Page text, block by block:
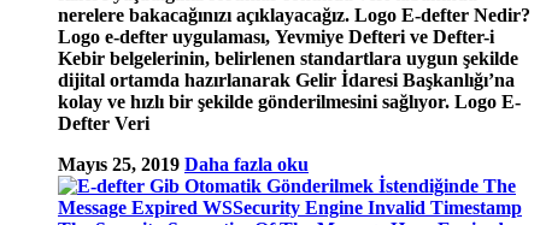
nerelere bakacağınızı açıklayacağız. Logo E-defter Nedir?
Logo e-defter uygulaması, Yevmiye Defteri ve Defter-i
Kebir belgelerinin, belirlenen standartlara uygun şekilde
dijital ortamda hazırlanarak Gelir İdaresi Başkanlığı’na
kolay ve hızlı bir şekilde gönderilmesini sağlıyor. Logo E-
Defter Veri
Mayıs 25, 2019 Daha fazla oku